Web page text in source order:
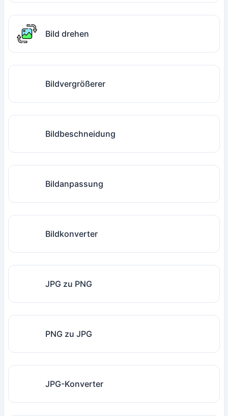
Bild drehen
Bildvergrößerer
Bildbeschneidung
Bildanpassung
Bildkonverter
JPG zu PNG
PNG zu JPG
JPG-Konverter